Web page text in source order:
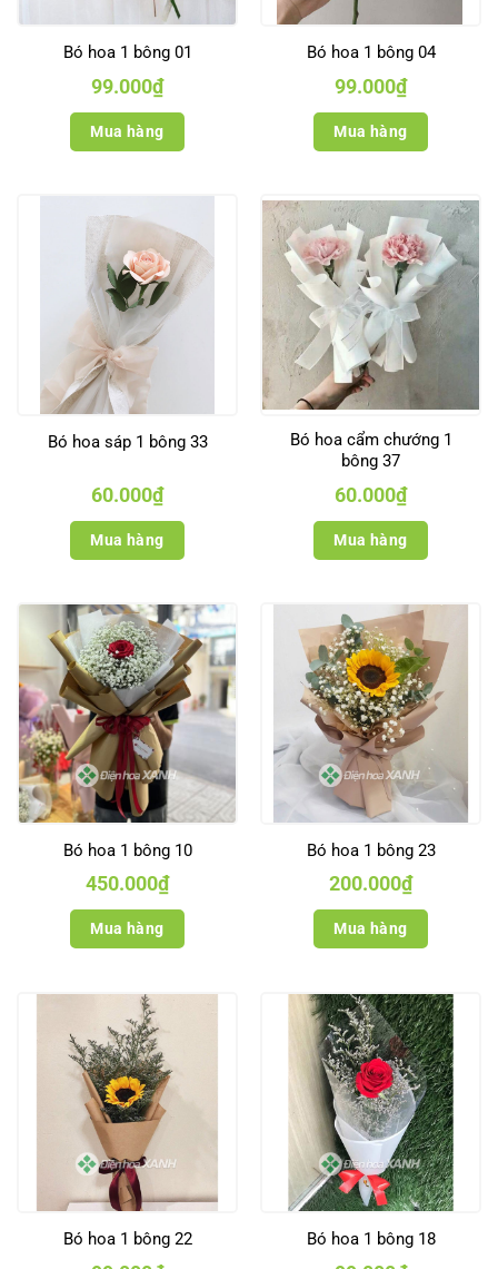
Bó hoa 1 bông 01
99.000₫
Mua hàng
Bó hoa 1 bông 04
99.000₫
Mua hàng
Bó hoa sáp 1 bông 33
60.000₫
Mua hàng
Bó hoa cẩm chướng 1
bông 37
60.000₫
Mua hàng
Bó hoa 1 bông 10
450.000₫
Mua hàng
Bó hoa 1 bông 23
200.000₫
Mua hàng
Bó hoa 1 bông 22 Bó hoa 1 bông 18